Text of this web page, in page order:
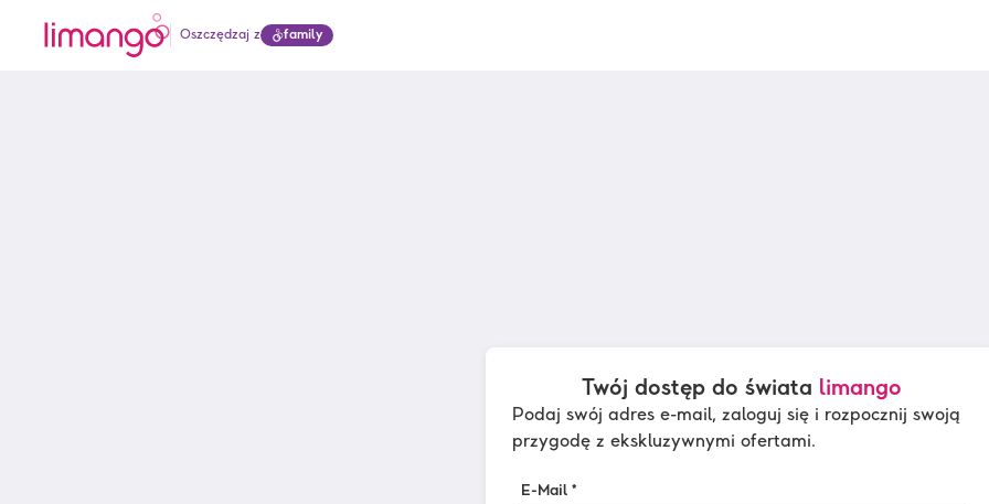
Oszczędzaj z
family
Twój dostęp do świata limango
Podaj swój adres e-mail, zaloguj się i rozpocznij swoją
przygodę z ekskluzywnymi ofertami.
E-Mail *